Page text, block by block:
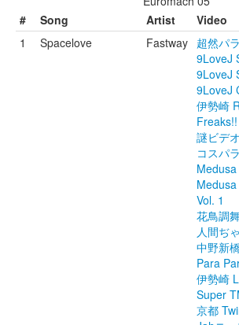
TechPara Video Database
CD Database
#
Song Artist
Video
1
Spacelove Fastway 超然パ
9LoveJ
9LoveJ
9LoveJ
伊勢崎
Freaks!!
謎ビデ
コスパ
Vol. 1
花鳥調
人間ぢ
中野新
Para
伊勢崎
Super
京都